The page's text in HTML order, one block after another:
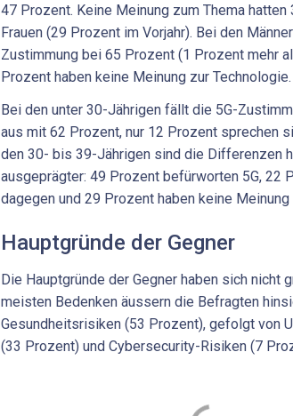
47 Prozent. Keine Meinung zum Thema
Frauen (29 Prozent im Vorjahr). Bei den
Zustimmung bei 65 Prozent (1 Prozent mehr
Prozent haben keine Meinung zur Technologie.
Bei den unter 30-Jährigen fällt die 5G-
aus mit 62 Prozent, nur 12 Prozent sprechen
den 30- bis 39-Jährigen sind die Differenzen
ausgeprägter: 49 Prozent befürworten 5G, 22
dagegen und 29 Prozent haben keine Meinung
Hauptgründe der Gegner
Die Hauptgründe der Gegner haben sich nicht
meisten Bedenken äussern die Befragten
Gesundheitsrisiken (53 Prozent), gefolgt von
(33 Prozent) und Cybersecurity-Risiken (7